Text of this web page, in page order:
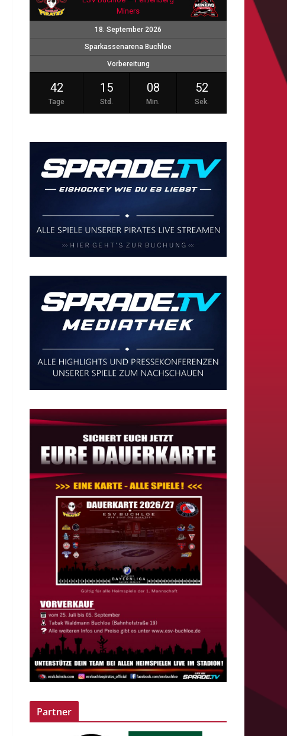
Miners
18. September 2026
Sparkassenarena Buchloe
Vorbereitung
42
Tage
15
Std.
08
Min.
51
Sek.
Partner